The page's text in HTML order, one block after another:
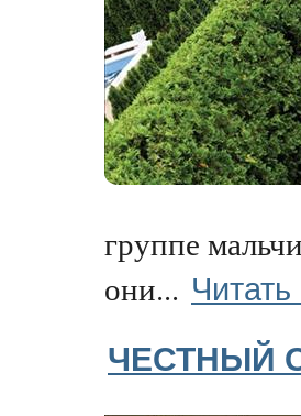
группе
они... Читать
ЧЕСТНЫЙ